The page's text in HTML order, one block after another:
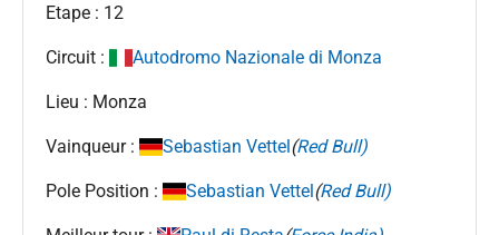
Etape : 12
Circuit : Autodromo Nazionale di Monza
Lieu : Monza
Vainqueur : Sebastian Vettel(Red Bull)
Pole Position : Sebastian Vettel(Red Bull)